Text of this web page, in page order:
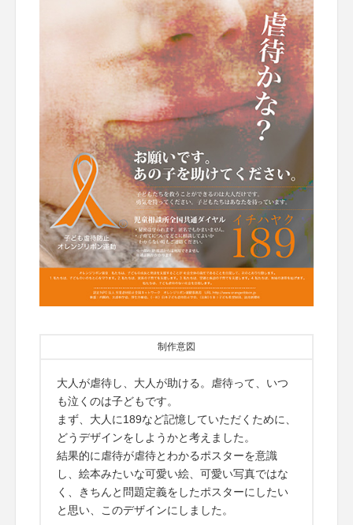
制作意図
大人が虐待し、大人が助ける。虐待って、いつ
も泣くのは子どもです。
まず、大人に189など記憶していただくために、
どうデザインをしようかと考えました。
結果的に虐待が虐待とわかるポスターを意識
し、絵本みたいな可愛い絵、可愛い写真ではな
く、きちんと問題定義をしたポスターにしたい
と思い、このデザインにしました。